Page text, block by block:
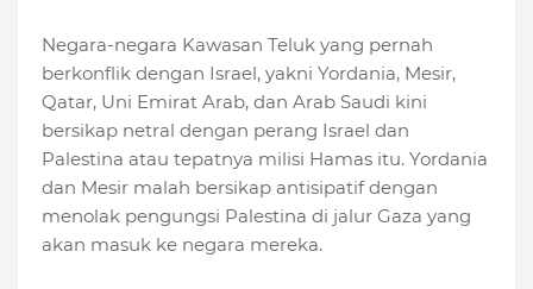
Negara-negara Kawasan Teluk yang pernah
berkonflik dengan Israel, yakni Yordania, Mesir,
Qatar, Uni Emirat Arab, dan Arab Saudi kini
bersikap netral dengan perang Israel dan
Palestina atau tepatnya milisi Hamas itu. Yordania
dan Mesir malah bersikap antisipatif dengan
menolak pengungsi Palestina di jalur Gaza yang
akan masuk ke negara mereka.